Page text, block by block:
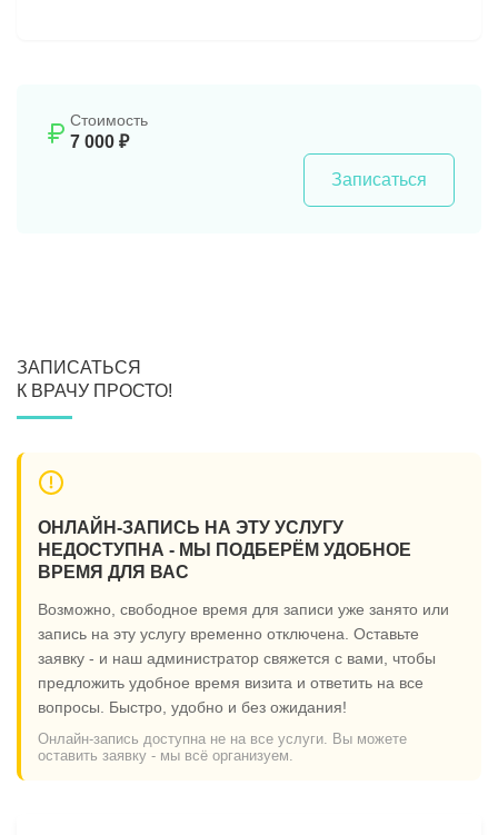
Стоимость
7 000 ₽
Записаться
ЗАПИСАТЬСЯ
К ВРАЧУ ПРОСТО!
ОНЛАЙН-ЗАПИСЬ НА ЭТУ УСЛУГУ
НЕДОСТУПНА - МЫ ПОДБЕРЁМ УДОБНОЕ
ВРЕМЯ ДЛЯ ВАС
Возможно, свободное время для записи уже занято или
запись на эту услугу временно отключена. Оставьте
заявку - и наш администратор свяжется с вами, чтобы
предложить удобное время визита и ответить на все
вопросы. Быстро, удобно и без ожидания!
Онлайн-запись доступна не на все услуги. Вы можете
оставить заявку - мы всё организуем.